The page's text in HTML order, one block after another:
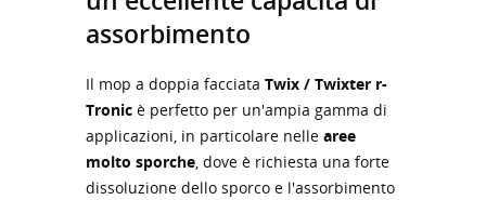
assorbimento
Il mop a doppia facciata Twix / Twixter r-
Tronic è perfetto per un'ampia gamma di
applicazioni, in particolare nelle aree
molto sporche , dove è richiesta una forte
dissoluzione dello sporco e l'assorbimento